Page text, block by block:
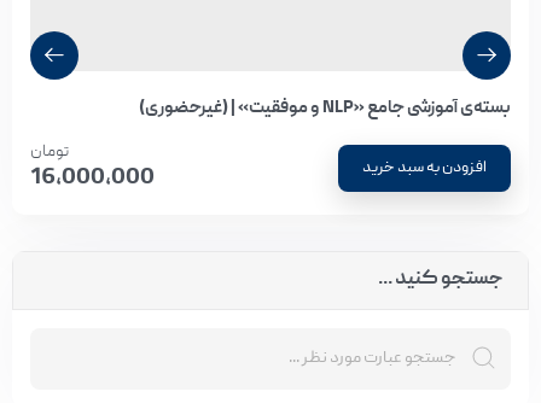
بسته‌ی آموزشی جامع «NLP و موفقیت» | (غیرحضوری)
افزودن به سبد خرید
تومان
16,000,000
جستجو کنید ...